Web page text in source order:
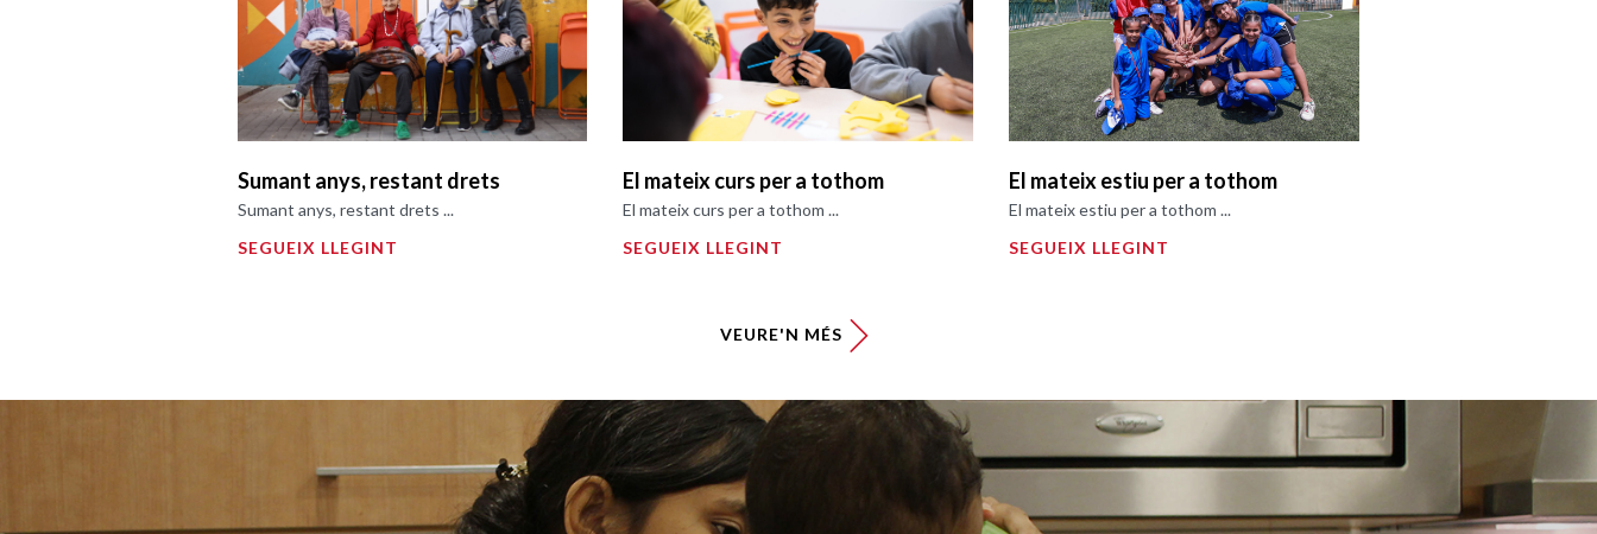
Sumant anys, restant drets
Sumant anys, restant drets ...
SEGUEIX LLEGINT
El mateix curs per a tothom
El mateix curs per a tothom ...
SEGUEIX LLEGINT
El mateix estiu per a tothom
El mateix estiu per a tothom ...
SEGUEIX LLEGINT
VEURE'N MÉS